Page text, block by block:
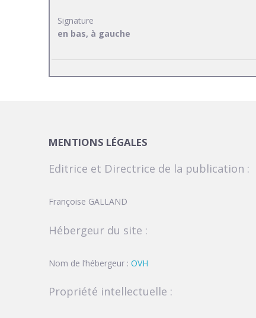
Signature
en bas, à gauche
MENTIONS LÉGALES
Editrice et Directrice de la publication :
Françoise GALLAND
Hébergeur du site :
Nom de l’hébergeur : OVH
Propriété intellectuelle :